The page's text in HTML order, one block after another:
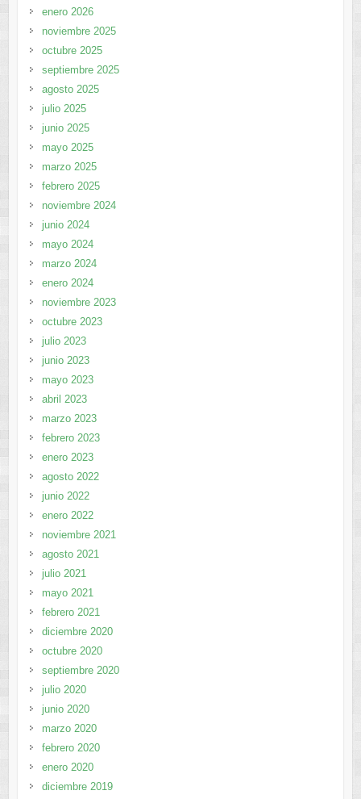
enero 2026
noviembre 2025
octubre 2025
septiembre 2025
agosto 2025
julio 2025
junio 2025
mayo 2025
marzo 2025
febrero 2025
noviembre 2024
junio 2024
mayo 2024
marzo 2024
enero 2024
noviembre 2023
octubre 2023
julio 2023
junio 2023
mayo 2023
abril 2023
marzo 2023
febrero 2023
enero 2023
agosto 2022
junio 2022
enero 2022
noviembre 2021
agosto 2021
julio 2021
mayo 2021
febrero 2021
diciembre 2020
octubre 2020
septiembre 2020
julio 2020
junio 2020
marzo 2020
febrero 2020
enero 2020
diciembre 2019